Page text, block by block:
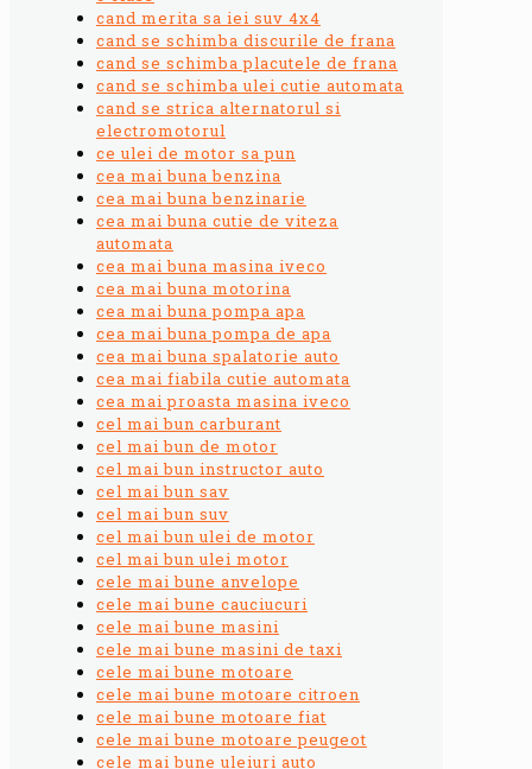
cand merita sa iei suv 4x4
cand se schimba discurile de frana
cand se schimba placutele de frana
cand se schimba ulei cutie automata
cand se strica alternatorul si
electromotorul
ce ulei de motor sa pun
cea mai buna benzina
cea mai buna benzinarie
cea mai buna cutie de viteza
automata
cea mai buna masina iveco
cea mai buna motorina
cea mai buna pompa apa
cea mai buna pompa de apa
cea mai buna spalatorie auto
cea mai fiabila cutie automata
cea mai proasta masina iveco
cel mai bun carburant
cel mai bun de motor
cel mai bun instructor auto
cel mai bun sav
cel mai bun suv
cel mai bun ulei de motor
cel mai bun ulei motor
cele mai bune anvelope
cele mai bune cauciucuri
cele mai bune masini
cele mai bune masini de taxi
cele mai bune motoare
cele mai bune motoare citroen
cele mai bune motoare fiat
cele mai bune motoare peugeot
cele mai bune uleiuri auto